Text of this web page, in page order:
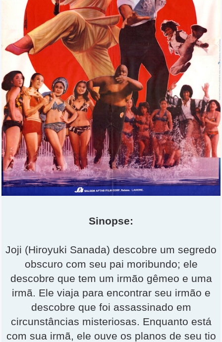
Sinopse:
Joji (Hiroyuki Sanada) descobre um segredo
obscuro com seu pai moribundo; ele
descobre que tem um irmão gêmeo e uma
irmã. Ele viaja para encontrar seu irmão e
descobre que foi assassinado em
circunstâncias misteriosas. Enquanto está
com sua irmã, ele ouve os planos de seu tio